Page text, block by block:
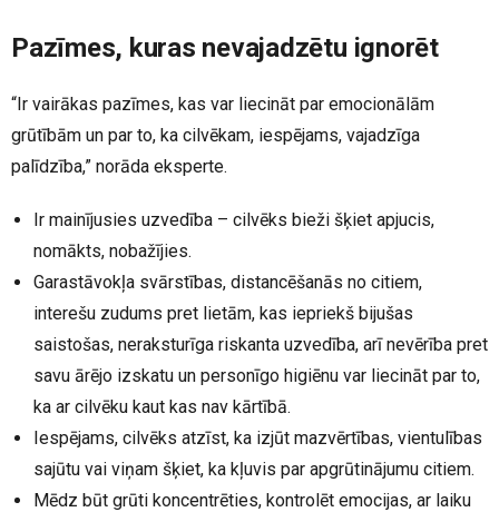
Pazīmes, kuras nevajadzētu ignorēt
“Ir vairākas pazīmes, kas var liecināt par emocionālām
grūtībām un par to, ka cilvēkam, iespējams, vajadzīga
palīdzība,” norāda eksperte.
Ir mainījusies uzvedība – cilvēks bieži šķiet apjucis,
nomākts, nobažījies.
Garastāvokļa svārstības, distancēšanās no citiem,
interešu zudums pret lietām, kas iepriekš bijušas
saistošas, neraksturīga riskanta uzvedība, arī nevērība pret
savu ārējo izskatu un personīgo higiēnu var liecināt par to,
ka ar cilvēku kaut kas nav kārtībā.
Iespējams, cilvēks atzīst, ka izjūt mazvērtības, vientulības
sajūtu vai viņam šķiet, ka kļuvis par apgrūtinājumu citiem.
Mēdz būt grūti koncentrēties, kontrolēt emocijas, ar laiku